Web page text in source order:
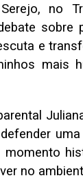
no
sobre
e
mais
no